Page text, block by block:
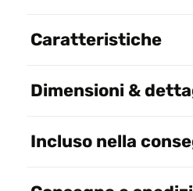
Caratteristiche
Dimensioni &
Incluso nella